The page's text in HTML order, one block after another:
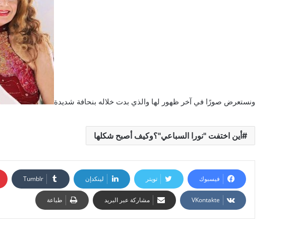
ونستعرض صورًا في آخر ظهور لها والذي بدت خلاله بنحافة شديدة
أين اختفت "نورا السباعي"؟وكيف أصبح شكلها
فيسبوك تويتر لينكدإن
مشاركة عبر البريد طباعة